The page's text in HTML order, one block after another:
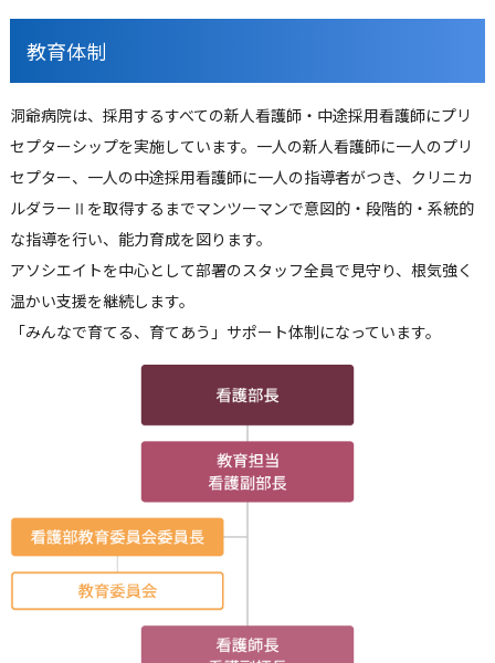
教育体制
洞爺病院は、採用するすべての新人看護師・中途採用看護師にプリ
セプターシップを実施しています。一人の新人看護師に一人のプリ
セプター、一人の中途採用看護師に一人の指導者がつき、クリニカ
ルダラーⅡを取得するまでマンツーマンで意図的・段階的・系統的
な指導を行い、能力育成を図ります。
アソシエイトを中心として部署のスタッフ全員で見守り、根気強く
温かい支援を継続します。
「みんなで育てる、育てあう」サポート体制になっています。